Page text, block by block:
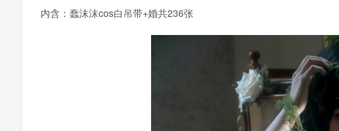
内含：蠢沫沫cos白吊带+婚共236张